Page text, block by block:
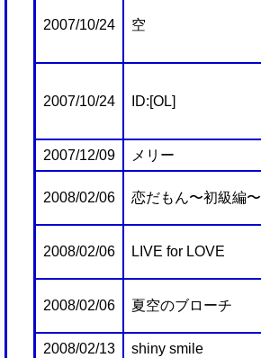
2007/10/24 空
2007/10/24 ID:[OL]
2007/12/09 メリー
2008/02/06 恋だもん〜初級編〜
2008/02/06 LIVE for LOVE
2008/02/06 夏空のブローチ
2008/02/13 shiny smile